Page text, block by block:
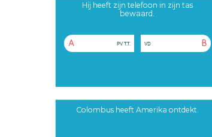
Hij heeft zijn telefoon in zijn tas
bewaard.
A PV T.T. B
VD
Colombus heeft Amerika ontdekt.